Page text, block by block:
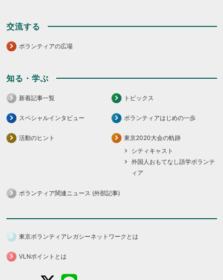
交流する
ボランティアの広場
知る・学ぶ
新着記事一覧 トピックス
スペシャルインタビュー ボランティアはじめの一歩
活動のヒント
東京2020大会の軌跡
シティキャスト
外国人おもてなし語学ボランテ
ィア
ボランティア関連ニュース (外部記事)
東京ボランティアレガシーネットワークとは
VLNポイントとは